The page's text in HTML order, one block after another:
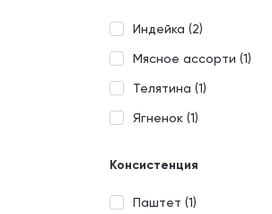
Индейка (2)
Мясное ассорти (1)
Телятина (1)
Ягненок (1)
Консистенция
Паштет (1)